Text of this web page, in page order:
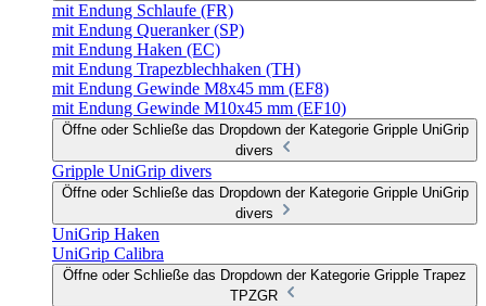
mit Endung Schlaufe (FR)
mit Endung Queranker (SP)
mit Endung Haken (EC)
mit Endung Trapezblechhaken (TH)
mit Endung Gewinde M8x45 mm (EF8)
mit Endung Gewinde M10x45 mm (EF10)
Öffne oder Schließe das Dropdown der Kategorie Gripple UniGrip
divers
Gripple UniGrip divers
Öffne oder Schließe das Dropdown der Kategorie Gripple UniGrip
divers
UniGrip Haken
UniGrip Calibra
Öffne oder Schließe das Dropdown der Kategorie Gripple Trapez
TPZGR